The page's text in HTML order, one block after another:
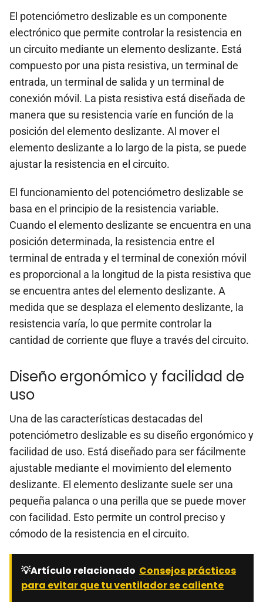
El potenciómetro deslizable es un componente
electrónico que permite controlar la resistencia en
un circuito mediante un elemento deslizante. Está
compuesto por una pista resistiva, un terminal de
entrada, un terminal de salida y un terminal de
conexión móvil. La pista resistiva está diseñada de
manera que su resistencia varíe en función de la
posición del elemento deslizante. Al mover el
elemento deslizante a lo largo de la pista, se puede
ajustar la resistencia en el circuito.
El funcionamiento del potenciómetro deslizable se
basa en el principio de la resistencia variable.
Cuando el elemento deslizante se encuentra en una
posición determinada, la resistencia entre el
terminal de entrada y el terminal de conexión móvil
es proporcional a la longitud de la pista resistiva que
se encuentra antes del elemento deslizante. A
medida que se desplaza el elemento deslizante, la
resistencia varía, lo que permite controlar la
cantidad de corriente que fluye a través del circuito.
Diseño ergonómico y facilidad de
uso
Una de las características destacadas del
potenciómetro deslizable es su diseño ergonómico y
facilidad de uso. Está diseñado para ser fácilmente
ajustable mediante el movimiento del elemento
deslizante. El elemento deslizante suele ser una
pequeña palanca o una perilla que se puede mover
con facilidad. Esto permite un control preciso y
cómodo de la resistencia en el circuito.
💡Artículo relacionado Consejos prácticos
para evitar que tu ventilador se caliente